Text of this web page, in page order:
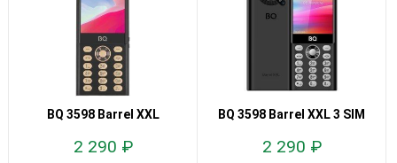
BQ 3598 Barrel XXL
2 290 ₽
BQ 3598 Barrel XXL 3 SIM
2 290 ₽